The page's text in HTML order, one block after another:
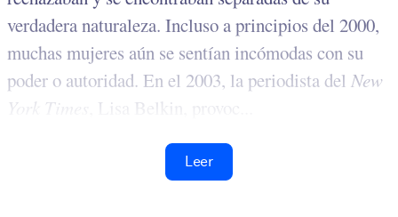
verdadera naturaleza. Incluso a principios del 2000,
muchas mujeres aún se sentían incómodas con su
poder o autoridad. En el 2003, la periodista del New
York Times
, Lisa Belkin, provoc...
Leer